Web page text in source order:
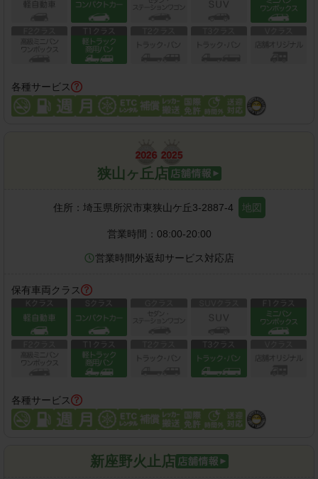
各種サービス
狭山ヶ丘店
住所： 埼玉県所沢市東狭山ケ丘3-2887-4 地図
営業時間： 08:00-20:00
営業時間外返却サービス対応店
保有車両クラス
各種サービス
新座野火止店